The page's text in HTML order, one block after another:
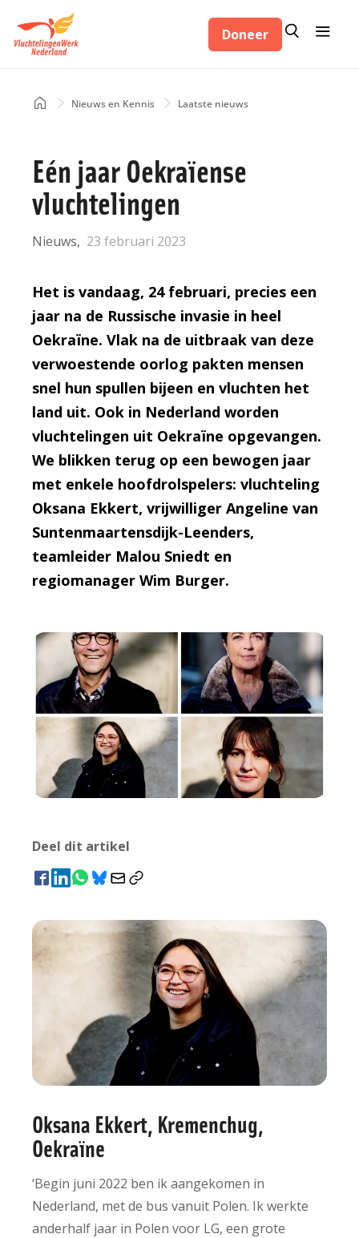
inhoud
Doneer Zoeken
Zoeken
HomeNieuws en Kennis Laatste nieuws
Eén jaar Oekraïense
vluchtelingen
Nieuws 23 februari 2023
Het is vandaag, 24 februari, precies een
jaar na de Russische invasie in heel
Oekraïne. Vlak na de uitbraak van deze
verwoestende oorlog pakten mensen
snel hun spullen bijeen en vluchten het
land uit. Ook in Nederland worden
vluchtelingen uit Oekraïne opgevangen.
We blikken terug op een bewogen jaar
met enkele hoofdrolspelers: vluchteling
Oksana Ekkert, vrijwilliger Angeline van
Suntenmaartensdijk-Leenders,
teamleider Malou Sniedt en
regiomanager Wim Burger.
Deel dit artikel
Oksana Ekkert, Kremenchug,
Oekraïne
‘Begin juni 2022 ben ik aangekomen in
Nederland, met de bus vanuit Polen. Ik werkte
anderhalf jaar in Polen voor LG, een grote